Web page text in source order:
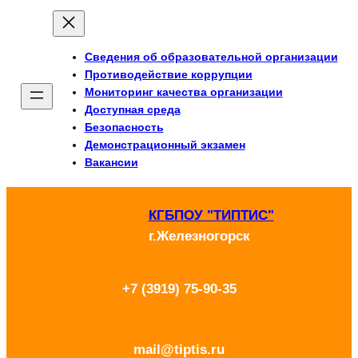
Перейти
содержимому
Сведения об образовательной организации
Противодействие коррупции
Мониторинг качества организации
Доступная среда
Безопасность
Демонстрационный экзамен
Вакансии
КГБПОУ "ТИПТИС"
г.Железногорск
+7 (3919) 75-90-35
mail@tiptis.ru